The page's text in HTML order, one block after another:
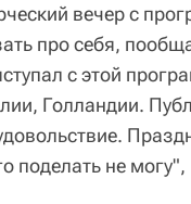
вечер c
про себя,
с этой
Голландии.
поделать не